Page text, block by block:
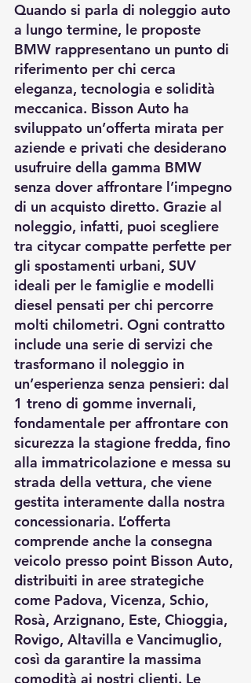
Quando si parla di noleggio auto
a lungo termine, le proposte
BMW rappresentano un punto di
riferimento per chi cerca
eleganza, tecnologia e solidità
meccanica. Bisson Auto ha
sviluppato un’offerta mirata per
aziende e privati che desiderano
usufruire della gamma BMW
senza dover affrontare l’impegno
di un acquisto diretto. Grazie al
noleggio, infatti, puoi scegliere
tra citycar compatte perfette per
gli spostamenti urbani, SUV
ideali per le famiglie e modelli
diesel pensati per chi percorre
molti chilometri. Ogni contratto
include una serie di servizi che
trasformano il noleggio in
un’esperienza senza pensieri: dal
1 treno di gomme invernali,
fondamentale per affrontare con
sicurezza la stagione fredda, fino
alla immatricolazione e messa su
strada della vettura, che viene
gestita interamente dalla nostra
concessionaria. L’offerta
comprende anche la consegna
veicolo presso point Bisson Auto,
distribuiti in aree strategiche
come Padova, Vicenza, Schio,
Rosà, Arzignano, Este, Chioggia,
Rovigo, Altavilla e Vancimuglio,
così da garantire la massima
comodità ai nostri clienti. Le